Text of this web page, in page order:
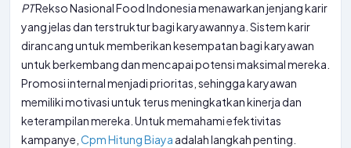
PTRekso Nasional Food Indonesia menawarkan jenjang karir
yang jelas dan terstruktur bagi karyawannya. Sistem karir
dirancang untuk memberikan kesempatan bagi karyawan
untuk berkembang dan mencapai potensi maksimal mereka.
Promosi internal menjadi prioritas, sehingga karyawan
memiliki motivasi untuk terus meningkatkan kinerja dan
keterampilan mereka. Untuk memahami efektivitas
kampanye, Cpm Hitung Biaya adalah langkah penting.